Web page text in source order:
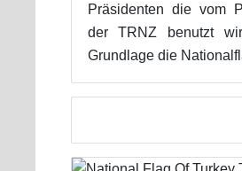
Präsidenten die vom
der TRNZ benutzt
Grundlage die